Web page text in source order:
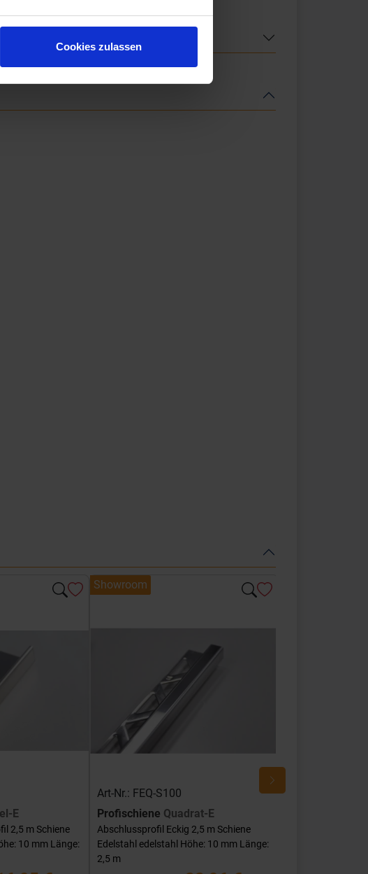
Cookies zulassen
E
2,5 m Schiene
10 mm Länge:
Showroom
Art-Nr.: FEQ-S100
Profischiene Quadrat-E
Abschlussprofil Eckig 2,5 m Schiene
Edelstahl edelstahl Höhe: 10 mm Länge:
2,5 m